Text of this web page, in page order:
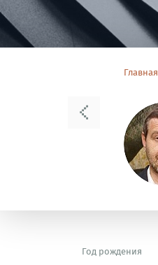
Главная
Год рождения